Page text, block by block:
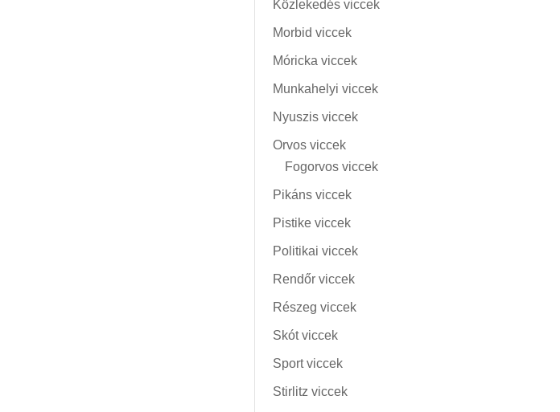
Közlekedés viccek
Morbid viccek
Móricka viccek
Munkahelyi viccek
Nyuszis viccek
Orvos viccek
Fogorvos viccek
Pikáns viccek
Pistike viccek
Politikai viccek
Rendőr viccek
Részeg viccek
Skót viccek
Sport viccek
Stirlitz viccek